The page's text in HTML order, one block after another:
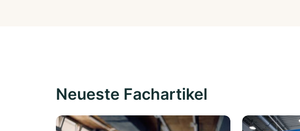
Neueste Fachartikel